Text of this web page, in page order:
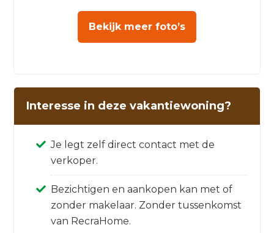
Bekijk meer foto’s
Interesse in deze vakantiewoning?
Je legt zelf direct contact met de
verkoper.
Bezichtigen en aankopen kan met of
zonder makelaar. Zonder tussenkomst
van RecraHome.